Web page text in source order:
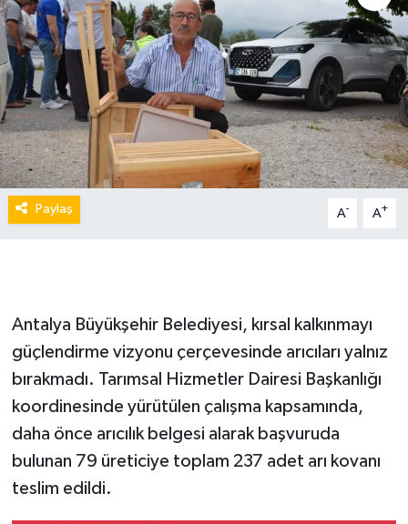
Paylaş A- A+
Antalya Büyükşehir Belediyesi, kırsal kalkınmayı
güçlendirme vizyonu çerçevesinde arıcıları yalnız
bırakmadı. Tarımsal Hizmetler Dairesi Başkanlığı
koordinesinde yürütülen çalışma kapsamında,
daha önce arıcılık belgesi alarak başvuruda
bulunan 79 üreticiye toplam 237 adet arı kovanı
teslim edildi.